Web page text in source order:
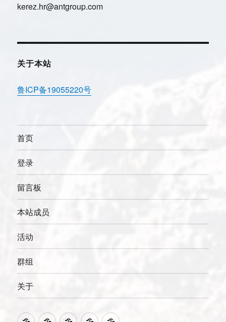
kerez.hr@antgroup.com
关于本站
鲁ICP备19055220号
首页
登录
留言板
本站成员
活动
群组
关于
QQ 网 贴 知 个